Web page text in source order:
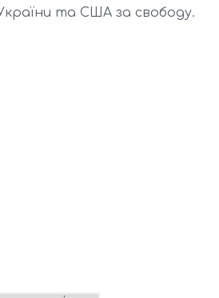
та США за свободу.